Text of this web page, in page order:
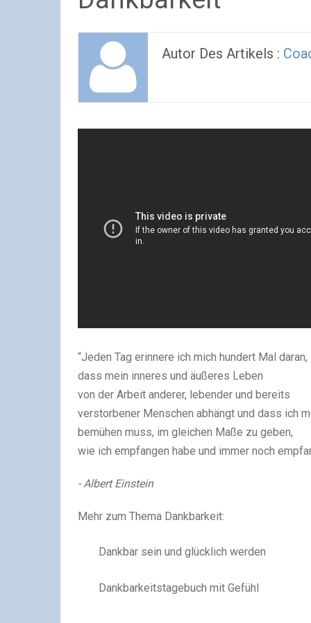
Autor Des Artikels :
“Jeden Tag erinnere ich mich hundert Mal daran,
dass mein inneres und äußeres Leben
von der Arbeit anderer, lebender und bereits
verstorbener Menschen abhängt und dass ich
bemühen muss, im gleichen Maße zu geben,
wie ich empfangen habe und immer noch
- Albert Einstein
Mehr zum Thema Dankbarkeit:
Dankbar sein und glücklich werden
Dankbarkeitstagebuch mit Gefühl